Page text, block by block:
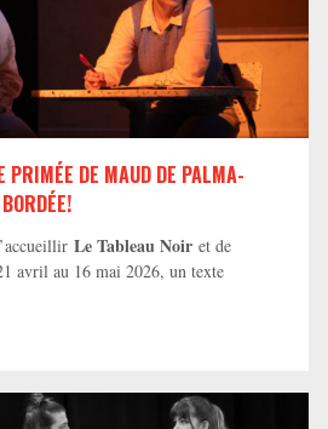
PRIMÉE DE MAUD DE PALMA-
Le Tableau Noir et de
avril au 16 mai 2026, un texte